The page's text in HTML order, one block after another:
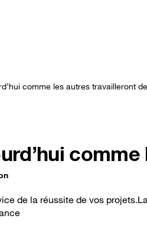
comme les autres travailleront
de la réussite de vos